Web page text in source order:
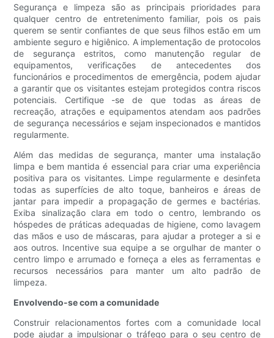
Segurança e limpeza são as principais prioridades para
qualquer centro de entretenimento familiar, pois os pais
querem se sentir confiantes de que seus filhos estão em um
ambiente seguro e higiênico. A implementação de protocolos
de segurança estritos, como manutenção regular de
equipamentos, verificações de antecedentes dos
funcionários e procedimentos de emergência, podem ajudar
a garantir que os visitantes estejam protegidos contra riscos
potenciais. Certifique -se de que todas as áreas de
recreação, atrações e equipamentos atendam aos padrões
de segurança necessários e sejam inspecionados e mantidos
regularmente.
Além das medidas de segurança, manter uma instalação
limpa e bem mantida é essencial para criar uma experiência
positiva para os visitantes. Limpe regularmente e desinfeta
todas as superfícies de alto toque, banheiros e áreas de
jantar para impedir a propagação de germes e bactérias.
Exiba sinalização clara em todo o centro, lembrando os
hóspedes de práticas adequadas de higiene, como lavagem
das mãos e uso de máscaras, para ajudar a proteger a si e
aos outros. Incentive sua equipe a se orgulhar de manter o
centro limpo e arrumado e forneça a eles as ferramentas e
recursos necessários para manter um alto padrão de
limpeza.
Envolvendo-se com a comunidade
Construir relacionamentos fortes com a comunidade local
pode ajudar a impulsionar o tráfego para o seu centro de